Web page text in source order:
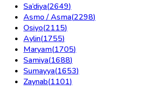
Sa’diya(2649)
Asmo / Asma(2298)
Osiyo(2115)
Aylin(1755)
Maryam(1705)
Samiya(1688)
Sumayya(1653)
Zaynab(1101)